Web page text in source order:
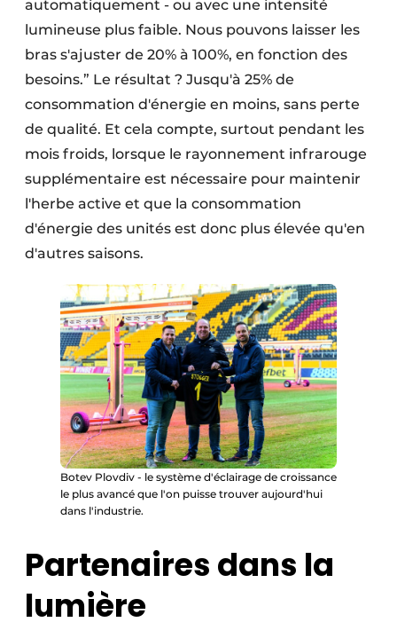
automatiquement - ou avec une intensité
lumineuse plus faible. Nous pouvons laisser les
bras s'ajuster de 20% à 100%, en fonction des
besoins.” Le résultat ? Jusqu'à 25% de
consommation d'énergie en moins, sans perte
de qualité. Et cela compte, surtout pendant les
mois froids, lorsque le rayonnement infrarouge
supplémentaire est nécessaire pour maintenir
l'herbe active et que la consommation
d'énergie des unités est donc plus élevée qu'en
d'autres saisons.
Botev Plovdiv - le système d'éclairage de croissance
le plus avancé que l'on puisse trouver aujourd'hui
dans l'industrie.
Partenaires dans la
lumière